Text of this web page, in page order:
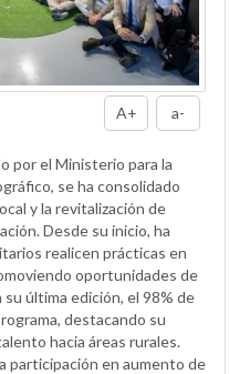
A+ a-
por el Ministerio para la
se ha consolidado
y la revitalización de
Desde su inicio, ha
realicen prácticas en
oportunidades de
última edición, el 98% de
destacando su
hacia áreas rurales.
participación en aumento de